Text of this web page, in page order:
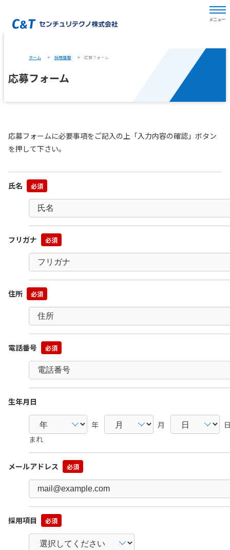
ホーム 採用情報 応募フォーム
応募フォーム
応募フォームに必要事項をご記入の上「入力内容の確認」ボタン
を押して下さい。
氏名 必須
フリガナ 必須
住所 必須
電話番号 必須
生年月日
年 月
まれ
メールアドレス 必須
採用項目 必須